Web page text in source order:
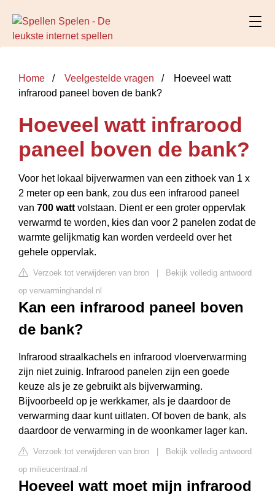
Home Veelgestelde vragen
Hoeveel watt
infrarood paneel boven de bank?
Hoeveel watt infrarood
paneel boven de bank?
Voor het lokaal bijverwarmen van een zithoek van 1 x
2 meter op een bank, zou dus een infrarood paneel
van 700 watt volstaan. Dient er een groter oppervlak
verwarmd te worden, kies dan voor 2 panelen zodat de
warmte gelijkmatig kan worden verdeeld over het
gehele oppervlak.
Verzoek tot verwijderen van bron
Bekijk volledig antwoord
op verwarminghandel.nl
Kan een infrarood paneel boven
de bank?
Infrarood straalkachels en infrarood vloerverwarming
zijn niet zuinig. Infrarood panelen zijn een goede
keuze als je ze gebruikt als bijverwarming.
Bijvoorbeeld op je werkkamer, als je daardoor de
verwarming daar kunt uitlaten. Of boven de bank, als
daardoor de verwarming in de woonkamer lager kan.
Verzoek tot verwijderen van bron
Bekijk volledig antwoord
op milieucentraal.nl
Hoeveel watt moet mijn infrarood